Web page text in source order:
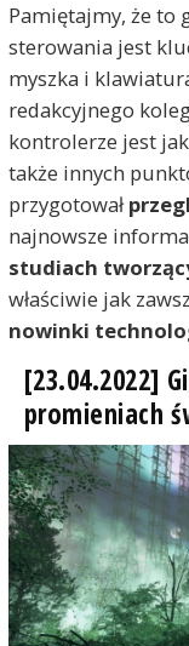
Pamiętajmy, że to
sterowania jest
myszka i
redakcyjnego
kontrolerze jest
także innych
przygotował
najnowsze
studiach
właściwie jak
nowinki
[23.04.2022]
promieniach